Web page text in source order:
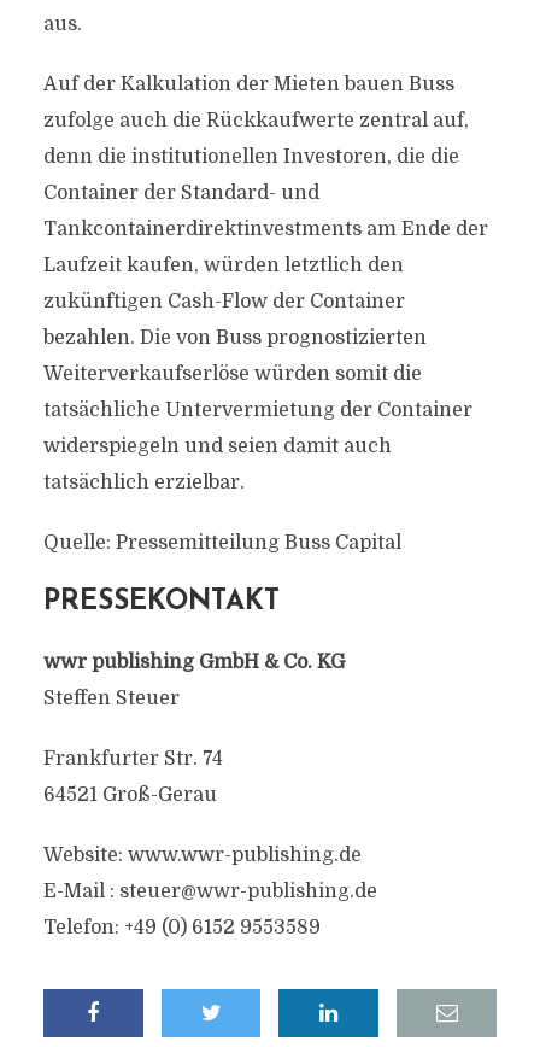
aus.
Auf der Kalkulation der Mieten bauen Buss
zufolge auch die Rückkaufwerte zentral auf,
denn die institutionellen Investoren, die die
Container der Standard- und
Tankcontainerdirektinvestments am Ende der
Laufzeit kaufen, würden letztlich den
zukünftigen Cash-Flow der Container
bezahlen. Die von Buss prognostizierten
Weiterverkaufserlöse würden somit die
tatsächliche Untervermietung der Container
widerspiegeln und seien damit auch
tatsächlich erzielbar.
Quelle: Pressemitteilung Buss Capital
PRESSEKONTAKT
wwr publishing GmbH & Co. KG
Steffen Steuer
Frankfurter Str. 74
64521 Groß-Gerau
Website: www.wwr-publishing.de
E-Mail : steuer@wwr-publishing.de
Telefon: +49 (0) 6152 9553589